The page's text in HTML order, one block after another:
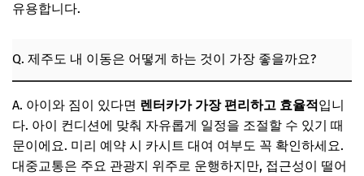
유용합니다.
Q. 제주도 내 이동은 어떻게 하는 것이 가장 좋을까요?
A. 아이와 짐이 있다면 렌터카가 가장 편리하고 효율적 입니
다. 아이 컨디션에 맞춰 자유롭게 일정을 조절할 수 있기 때
문이에요. 미리 예약 시 카시트 대여 여부도 꼭 확인하세요.
대중교통은 주요 관광지 위주로 운행하지만, 접근성이 떨어